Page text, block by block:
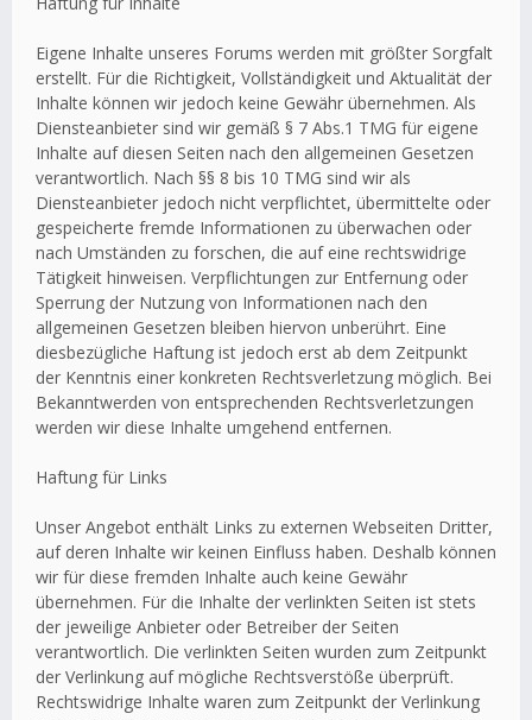
Eigene Inhalte unseres Forums werden mit größter Sorgfalt
erstellt. Für die Richtigkeit, Vollständigkeit und Aktualität der
Inhalte können wir jedoch keine Gewähr übernehmen. Als
Diensteanbieter sind wir gemäß § 7 Abs.1 TMG für eigene
Inhalte auf diesen Seiten nach den allgemeinen Gesetzen
verantwortlich. Nach §§ 8 bis 10 TMG sind wir als
Diensteanbieter jedoch nicht verpflichtet, übermittelte oder
gespeicherte fremde Informationen zu überwachen oder
nach Umständen zu forschen, die auf eine rechtswidrige
Tätigkeit hinweisen. Verpflichtungen zur Entfernung oder
Sperrung der Nutzung von Informationen nach den
allgemeinen Gesetzen bleiben hiervon unberührt. Eine
diesbezügliche Haftung ist jedoch erst ab dem Zeitpunkt
der Kenntnis einer konkreten Rechtsverletzung möglich. Bei
Bekanntwerden von entsprechenden Rechtsverletzungen
werden wir diese Inhalte umgehend entfernen.
Haftung für Links
Unser Angebot enthält Links zu externen Webseiten Dritter,
auf deren Inhalte wir keinen Einfluss haben. Deshalb können
wir für diese fremden Inhalte auch keine Gewähr
übernehmen. Für die Inhalte der verlinkten Seiten ist stets
der jeweilige Anbieter oder Betreiber der Seiten
verantwortlich. Die verlinkten Seiten wurden zum Zeitpunkt
der Verlinkung auf mögliche Rechtsverstöße überprüft.
Rechtswidrige Inhalte waren zum Zeitpunkt der Verlinkung